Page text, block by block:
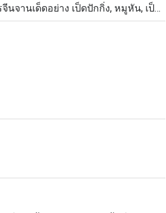
จานเด็ดอย่าง เป็ดปักกิ่ง, หมูหัน, เป็ด
40 เมนู ไม่ว่าจะเป็น ขนมจีบกุ้งหยก,
สฉวนทะเล,ซุปเยื่อไผ่, ฟองเต้าหู้ทอด,
เดินทางมาไม่ยากเลย โรงแรม
วิท (ส่วนลดสำหรับค่าอาหารเท่านั้น)
中式古典装修广东菜餐厅。大门入
餐厅。八间典
瓦片和精緻的黑桌紅椅，无处不在